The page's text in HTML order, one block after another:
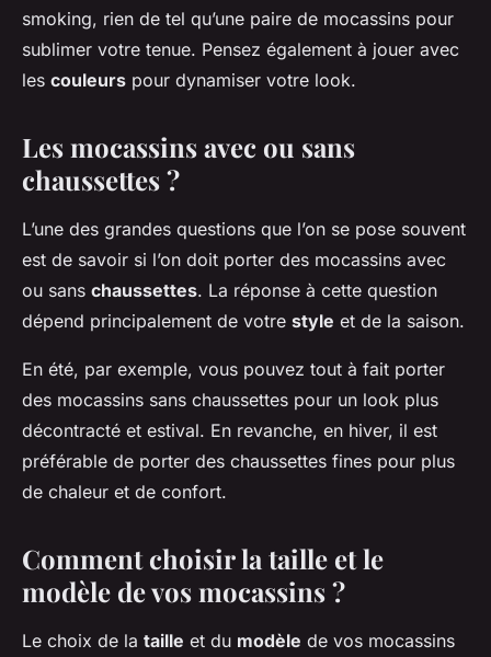
smoking, rien de tel qu’une paire de mocassins pour
sublimer votre tenue. Pensez également à jouer avec
les couleurs pour dynamiser votre look.
Les mocassins avec ou sans
chaussettes ?
L’une des grandes questions que l’on se pose souvent
est de savoir si l’on doit porter des mocassins avec
ou sans chaussettes. La réponse à cette question
dépend principalement de votre style et de la saison.
En été, par exemple, vous pouvez tout à fait porter
des mocassins sans chaussettes pour un look plus
décontracté et estival. En revanche, en hiver, il est
préférable de porter des chaussettes fines pour plus
de chaleur et de confort.
Comment choisir la taille et le
modèle de vos mocassins ?
Le choix de la taille et du modèle de vos mocassins